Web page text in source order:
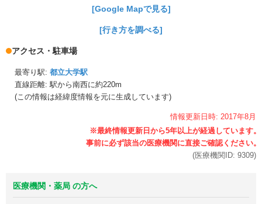
[Google Mapで見る]
[行き方を調べる]
アクセス・駐車場
最寄り駅: 都立大学駅
直線距離: 駅から南西に約220m
(この情報は経緯度情報を元に生成しています)
情報更新日時: 2017年8月
(医療機関ID: 9309)
医療機関・薬局 の方へ